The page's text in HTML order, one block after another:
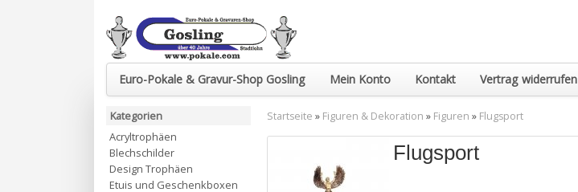
Euro-Pokale & Gravur-Shop Gosling Mein Konto Kontakt Vertrag widerrufen
Startseite » Figuren & Dekoration » Figuren » Flugsport
Flugsport
Kategorien
Acryltrophäen
Blechschilder
Design Trophäen
Etuis und Geschenkboxen